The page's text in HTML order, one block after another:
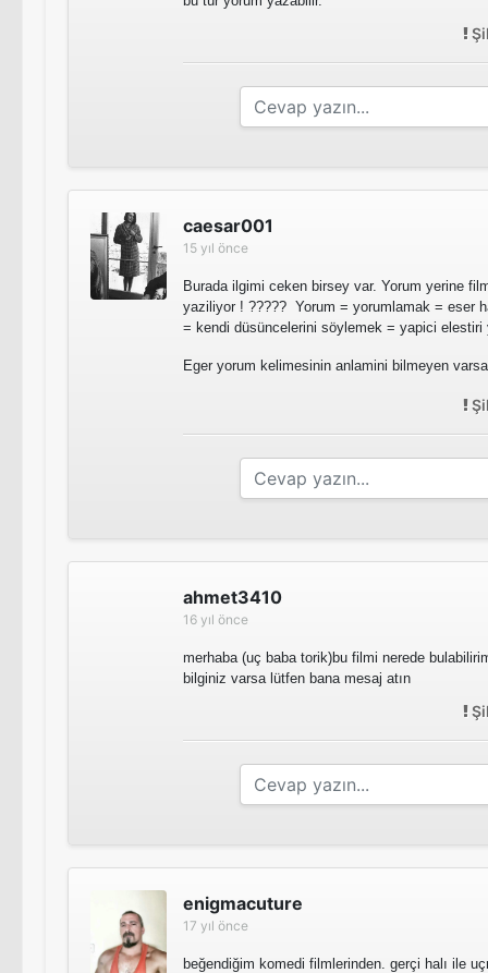
caesar001
15 yıl önce
Burada ilgimi ceken birsey var. Yorum yerine
yaziliyor ! ????? Yorum = yorumlamak = eser
= kendi düsüncelerini söylemek = yapici
Eger yorum kelimesinin anlamini bilmeyen
ahmet3410
16 yıl önce
merhaba (uç baba torik)bu filmi nerede
bilginiz varsa lütfen bana mesaj atın
enigmacuture
17 yıl önce
beğendiğim komedi filmlerinden. gerçi halı ile